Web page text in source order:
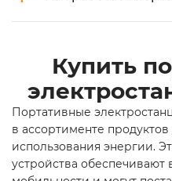
Купить
Портативные
в ассортименте
использования энергии.
устройства обеспечивают